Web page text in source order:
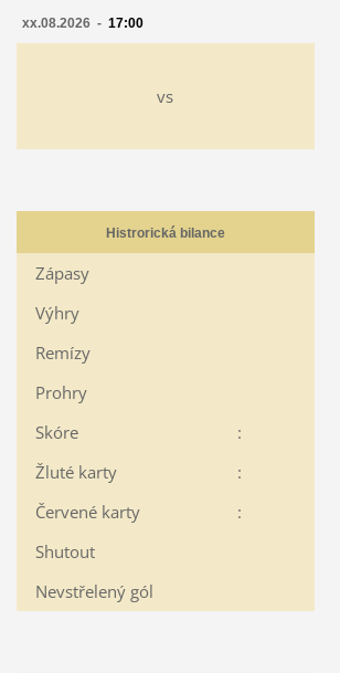
xx.08.2026 - 17:00
vs
Histrorická bilance
Zápasy
Výhry
Remízy
Prohry
Skóre
:
Žluté karty
:
Červené karty
:
Shutout
Nevstřelený gól